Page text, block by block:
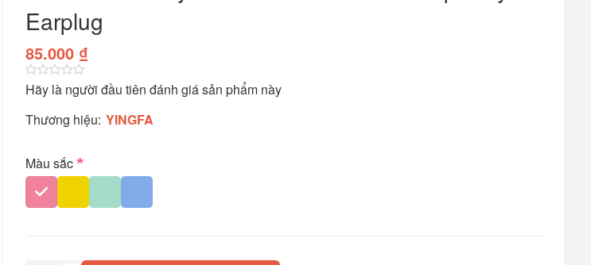
Earplug
85.000 ₫
Hãy là người đầu tiên đánh giá sản phẩm này
Thương hiệu: YINGFA
Màu sắc*